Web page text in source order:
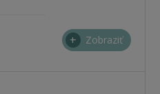
Zobraziť